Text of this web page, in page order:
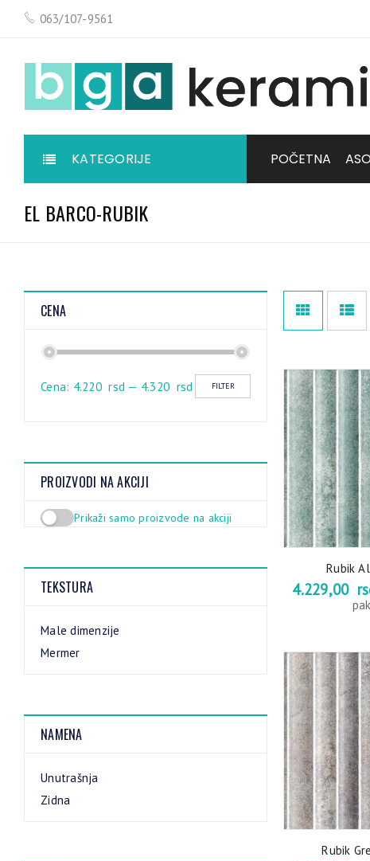
063/107-9561
KATEGORIJE POČETNA
EL BARCO-RUBIK
CENA
FILTER
Cena: 4.220 rsd — 4.320 rsd
PROIZVODI NA AKCIJI
Prikaži samo proizvode na akciji
TEKSTURA
Male dimenzije
Mermer
NAMENA
Unutrašnja
Zidna
Rubik
4.229,00
Rubik